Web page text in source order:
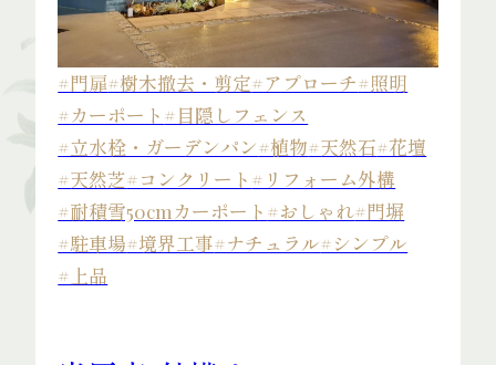
#門扉#樹木撤去・剪定#アプローチ#照明
#カーポート #目隠しフェンス
#立水栓・ガーデンパン#植物#天然石#花壇
#天然芝#コンクリート #リフォーム外構
#耐積雪50cmカーポート #おしゃれ#門塀
#駐車場#境界工事#ナチュラル#シンプル
#上品
News